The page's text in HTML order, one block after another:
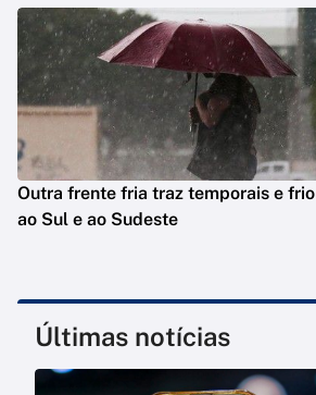
Outra frente fria traz temporais e frio
ao Sul e ao Sudeste
Últimas notícias